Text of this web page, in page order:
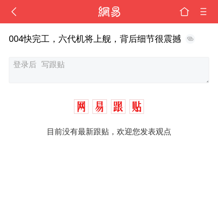
004快完工，六代机将上舰，背后细节很震撼
目前没有最新跟贴，欢迎您发表观点